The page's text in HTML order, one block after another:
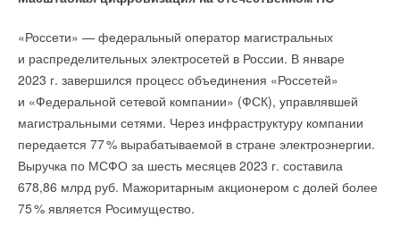
«Россети» — федеральный оператор магистральных
и распределительных электросетей в России. В январе
2023 г. завершился процесс объединения «Россетей»
и «Федеральной сетевой компании» (ФСК), управлявшей
магистральными сетями. Через инфраструктуру компании
передается 77% вырабатываемой в стране электроэнергии.
Выручка по МСФО за шесть месяцев 2023 г. составила
678,86 млрд руб. Мажоритарным акционером с долей более
75% является Росимущество.
Уведомления отключены
Комментарии
В этой теме еще нет комментариев
Добавить комментарий
и автоматизации проектирования. Скорость достижения
технологического суверенитета в основных сферах
российской экономики напрямую зависит от роста
количества специалистов, владеющих цифровыми
компетенциями, которые выпустят наши вузы».
Светлана Геннадьевна Головина, первый проректор
Санкт-Петербургского государственного архитектурно-
строительного университета
Комментарии
В этой теме еще нет комментариев